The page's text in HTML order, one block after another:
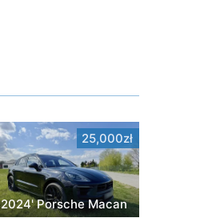
25,000zł
2024' Porsche Macan